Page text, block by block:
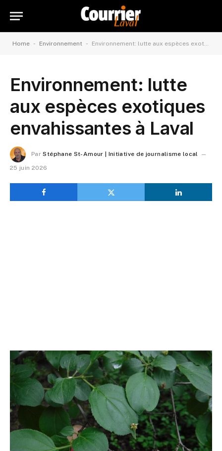
Home - Environnement - Environnement: lutte aux espèces exotiques envahissantes à Laval
Environnement: lutte
aux espèces exotiques
envahissantes à Laval
Par Stéphane St-Amour | Initiative de journalisme local
25 juin 2026